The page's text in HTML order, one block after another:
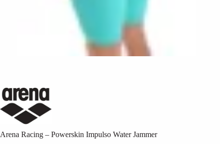
Arena Racing – Powerskin Impulso Water Jammer